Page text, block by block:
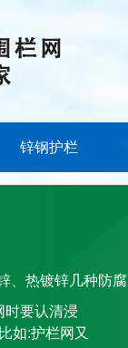
锌钢护栏
、热镀锌几种防腐
时要认清浸
如:护栏网又